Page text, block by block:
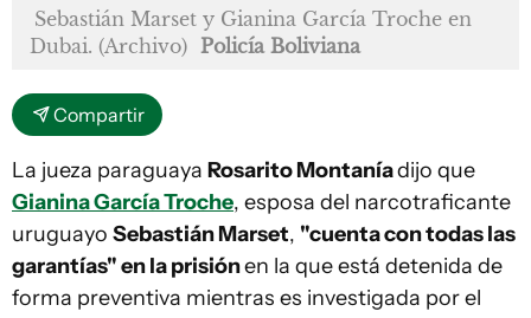
Sebastián Marset y Gianina García Troche en
Dubai. (Archivo) Policía Boliviana
Compartir
La jueza paraguaya Rosarito Montaníadijo que
Gianina García Troche, esposa del narcotraficante
uruguayo Sebastián Marset, "cuenta con todas las
garantías" en la prisiónen la que está detenida de
forma preventiva mientras es investigada por el